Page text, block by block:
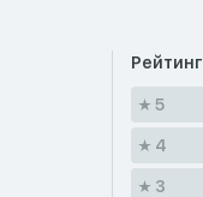
Рейтинг
5
4
3